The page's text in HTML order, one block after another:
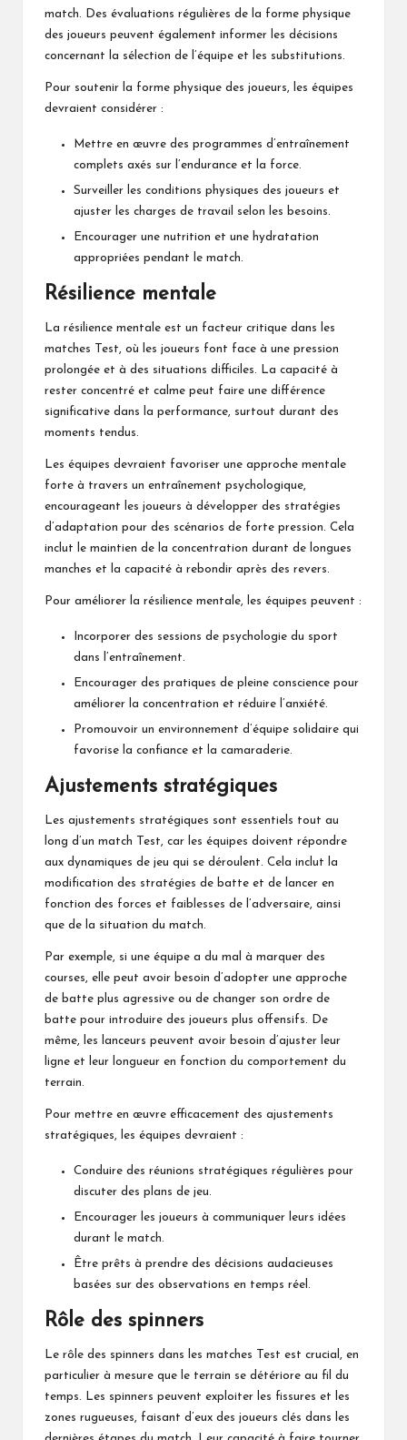
match. Des évaluations régulières de la forme physique
des joueurs peuvent également informer les décisions
concernant la sélection de l’équipe et les substitutions.
Pour soutenir la forme physique des joueurs, les équipes
devraient considérer :
Mettre en œuvre des programmes d’entraînement
complets axés sur l’endurance et la force.
Surveiller les conditions physiques des joueurs et
ajuster les charges de travail selon les besoins.
Encourager une nutrition et une hydratation
appropriées pendant le match.
Résilience mentale
La résilience mentale est un facteur critique dans les
matches Test, où les joueurs font face à une pression
prolongée et à des situations difficiles. La capacité à
rester concentré et calme peut faire une différence
significative dans la performance, surtout durant des
moments tendus.
Les équipes devraient favoriser une approche mentale
forte à travers un entraînement psychologique,
encourageant les joueurs à développer des stratégies
d’adaptation pour des scénarios de forte pression. Cela
inclut le maintien de la concentration durant de longues
manches et la capacité à rebondir après des revers.
Pour améliorer la résilience mentale, les équipes peuvent :
Incorporer des sessions de psychologie du sport
dans l’entraînement.
Encourager des pratiques de pleine conscience pour
améliorer la concentration et réduire l’anxiété.
Promouvoir un environnement d’équipe solidaire qui
favorise la confiance et la camaraderie.
Ajustements stratégiques
Les ajustements stratégiques sont essentiels tout au
long d’un match Test, car les équipes doivent répondre
aux dynamiques de jeu qui se déroulent. Cela inclut la
modification des stratégies de batte et de lancer en
fonction des forces et faiblesses de l’adversaire, ainsi
que de la situation du match.
Par exemple, si une équipe a du mal à marquer des
courses, elle peut avoir besoin d’adopter une approche
de batte plus agressive ou de changer son ordre de
batte pour introduire des joueurs plus offensifs. De
même, les lanceurs peuvent avoir besoin d’ajuster leur
ligne et leur longueur en fonction du comportement du
terrain.
Pour mettre en œuvre efficacement des ajustements
stratégiques, les équipes devraient :
Conduire des réunions stratégiques régulières pour
discuter des plans de jeu.
Encourager les joueurs à communiquer leurs idées
durant le match.
Être prêts à prendre des décisions audacieuses
basées sur des observations en temps réel.
Rôle des spinners
Le rôle des spinners dans les matches Test est crucial, en
particulier à mesure que le terrain se détériore au fil du
temps. Les spinners peuvent exploiter les fissures et les
zones rugueuses, faisant d’eux des joueurs clés dans les